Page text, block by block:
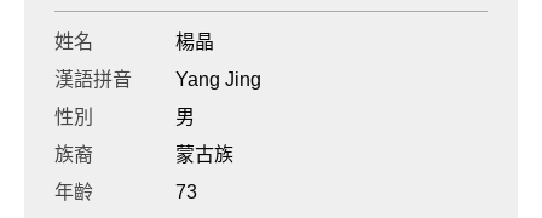
姓名
楊晶
漢語拼音
Yang Jing
性別
男
族裔
蒙古族
年齡
73